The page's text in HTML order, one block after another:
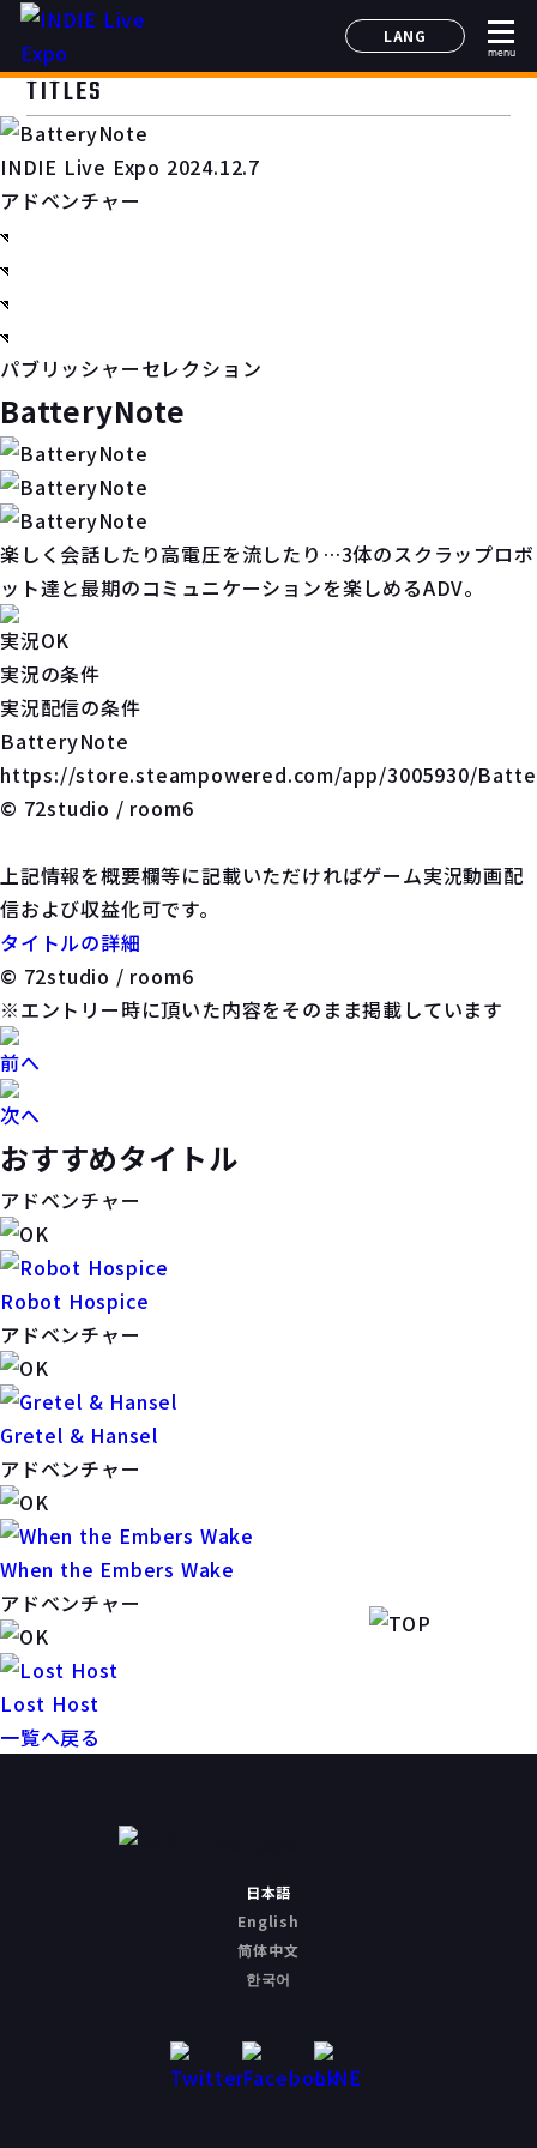
LANG
日本語
menu
TITLES
INDIE Live Expo 2024.12.7
アドベンチャー
パブリッシャーセレクション
BatteryNote
楽しく会話したり高電圧を流したり…3体のスクラップロボ
ット達と最期のコミュニケーションを楽しめるADV。
実況OK
実況の条件
実況配信の条件
BatteryNote
https://store.steampowered.com/app/3005930/
© 72studio / room6
上記情報を概要欄等に記載いただければゲーム実況動画配
信および収益化可です。
タイトルの詳細
© 72studio / room6
※エントリー時に頂いた内容をそのまま掲載しています
前へ
次へ
おすすめタイトル
アドベンチャー
Robot Hospice
アドベンチャー
Gretel & Hansel
アドベンチャー
When the Embers Wake
アドベンチャー
Lost Host
一覧へ戻る
日本語
English
简体中文
한국어